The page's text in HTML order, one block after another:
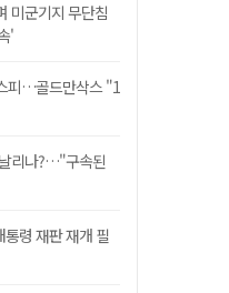
미군기지 무단침
'
피…골드만삭스 "1
리나?…"구속된
령 재판 재개 필